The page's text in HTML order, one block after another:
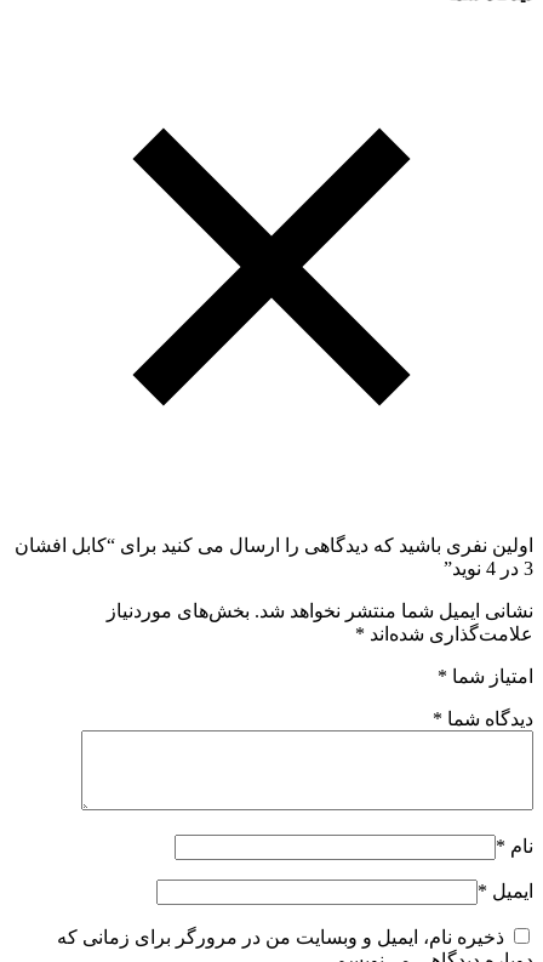
اولین نفری باشید که دیدگاهی را ارسال می کنید برای “کابل افشان
3 در 4 نوید”
نشانی ایمیل شما منتشر نخواهد شد. بخش‌های موردنیاز
علامت‌گذاری شده‌اند *
امتیاز شما *
دیدگاه شما *
نام *
ایمیل *
ذخیره نام، ایمیل و وبسایت من در مرورگر برای زمانی که